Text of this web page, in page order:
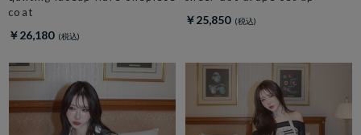
coat
￥26,180
￥25,850